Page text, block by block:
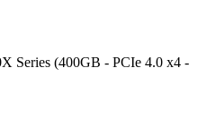
Series (400GB - PCIe 4.0 x4 -